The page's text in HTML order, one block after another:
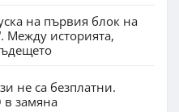
на първия блок на
Между историята,
не са безплатни.
замяна